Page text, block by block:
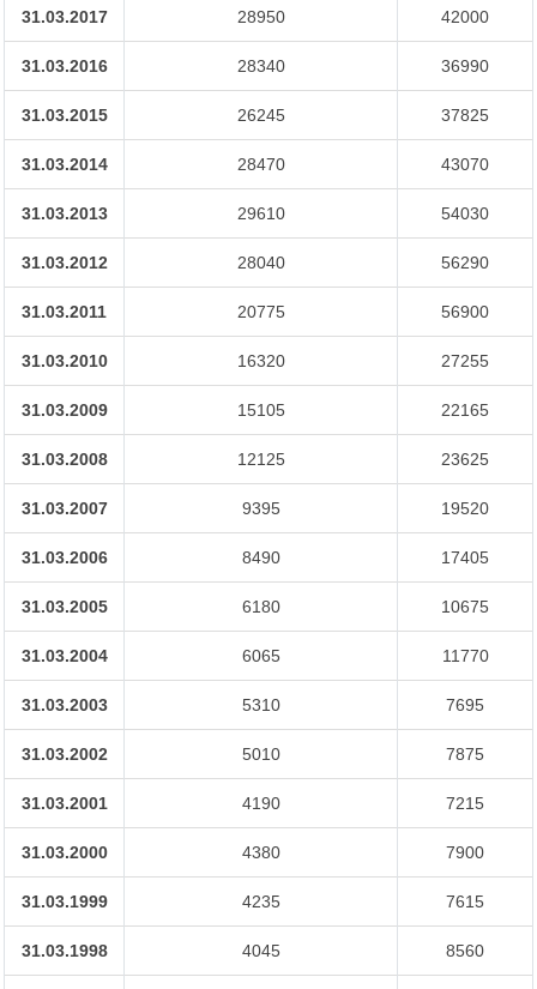
31.03.2017 28950 42000
31.03.2016 28340 36990
31.03.2015 26245 37825
31.03.2014 28470 43070
31.03.2013 29610 54030
31.03.2012 28040 56290
31.03.2011 20775 56900
31.03.2010 16320 27255
31.03.2009 15105 22165
31.03.2008 12125 23625
31.03.2007 9395 19520
31.03.2006 8490 17405
31.03.2005 6180 10675
31.03.2004 6065 11770
31.03.2003 5310 7695
31.03.2002 5010 7875
31.03.2001 4190 7215
31.03.2000 4380 7900
31.03.1999 4235 7615
31.03.1998 4045 8560